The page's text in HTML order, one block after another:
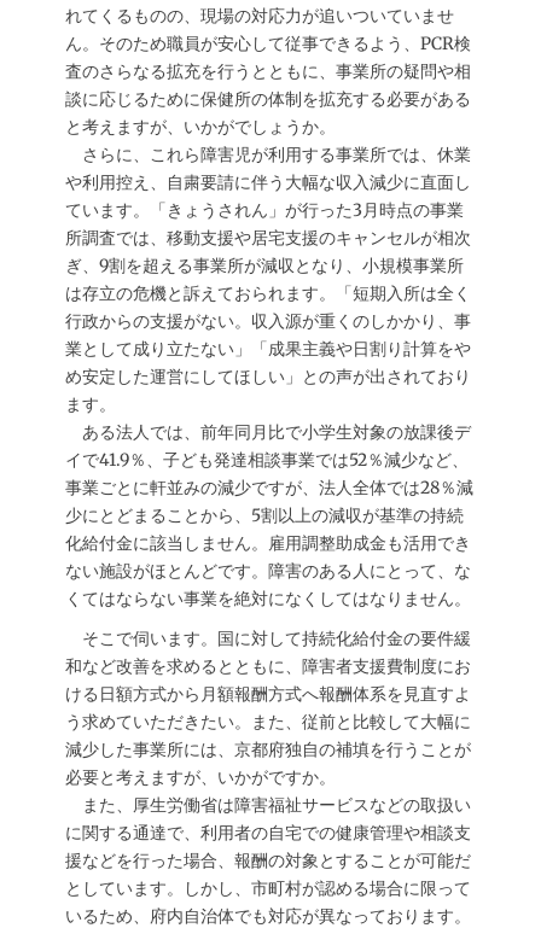
れてくるものの、現場の対応力が追いついていませ
ん。そのため職員が安心して従事できるよう、PCR検
査のさらなる拡充を行うとともに、事業所の疑問や相
談に応じるために保健所の体制を拡充する必要がある
と考えますが、いかがでしょうか。
さらに、これら障害児が利用する事業所では、休業
や利用控え、自粛要請に伴う大幅な収入減少に直面し
ています。「きょうされん」が行った3月時点の事業
所調査では、移動支援や居宅支援のキャンセルが相次
ぎ、9割を超える事業所が減収となり、小規模事業所
は存立の危機と訴えておられます。「短期入所は全く
行政からの支援がない。収入源が重くのしかかり、事
業として成り立たない」「成果主義や日割り計算をや
め安定した運営にしてほしい」との声が出されており
ます。
ある法人では、前年同月比で小学生対象の放課後デ
イで41.9％、子ども発達相談事業では52％減少など、
事業ごとに軒並みの減少ですが、法人全体では28％減
少にとどまることから、5割以上の減収が基準の持続
化給付金に該当しません。雇用調整助成金も活用でき
ない施設がほとんどです。障害のある人にとって、な
くてはならない事業を絶対になくしてはなりません。
そこで伺います。国に対して持続化給付金の要件緩
和など改善を求めるとともに、障害者支援費制度にお
ける日額方式から月額報酬方式へ報酬体系を見直すよ
う求めていただきたい。また、従前と比較して大幅に
減少した事業所には、京都府独自の補填を行うことが
必要と考えますが、いかがですか。
また、厚生労働省は障害福祉サービスなどの取扱い
に関する通達で、利用者の自宅での健康管理や相談支
援などを行った場合、報酬の対象とすることが可能だ
としています。しかし、市町村が認める場合に限って
いるため、府内自治体でも対応が異なっております。